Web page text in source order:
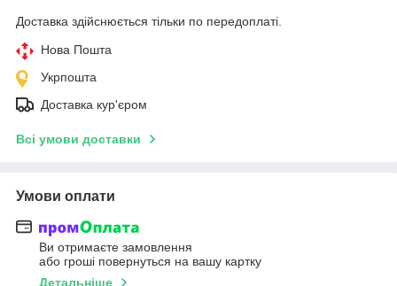
Доставка здійснюється тільки по передоплаті.
Нова Пошта
Укрпошта
Доставка кур'єром
Всі умови доставки
Умови оплати
Ви отримаєте замовлення
або гроші повернуться на вашу картку
Детальніше